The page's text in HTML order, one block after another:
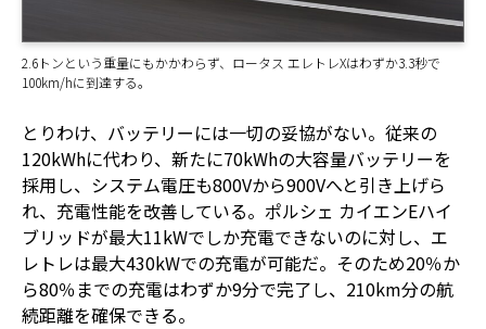
2.6トンという重量にもかかわらず、ロータス エレトレXはわずか3.3秒で
100km/hに到達する。
とりわけ、バッテリーには一切の妥協がない。従来の
120kWhに代わり、新たに70kWhの大容量バッテリーを
採用し、システム電圧も800Vから900Vへと引き上げら
れ、充電性能を改善している。ポルシェ カイエンEハイ
ブリッドが最大11kWでしか充電できないのに対し、エ
レトレは最大430kWでの充電が可能だ。そのため20％か
ら80％までの充電はわずか9分で完了し、210km分の航
続距離を確保できる。